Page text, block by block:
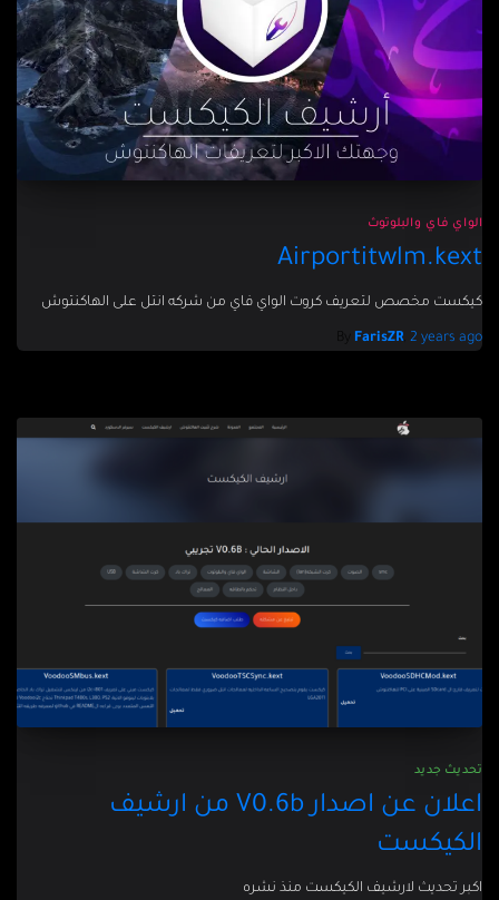
الواي فاي والبلوتوث
Airportitwlm.kext
كيكست مخصص لتعريف كروت الواي فاي من شركه انتل على الهاكنتوش
FarisZR, 2 years ago
تحديث جديد
اعلان عن اصدار V0.6b من ارشيف
الكيكست
اكبر تحديث لارشيف الكيكست منذ نشره